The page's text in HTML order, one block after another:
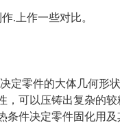
.上作一些对比。
定零件的大体几何形
可以压铸出复杂的较
件决定零件固化用及